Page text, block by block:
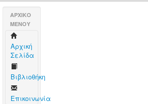
AΡΧΙΚΟ
ΜΕΝΟΥ
Aρχική
Σελίδα
Βιβλιοθήκη
Επικοινωνία